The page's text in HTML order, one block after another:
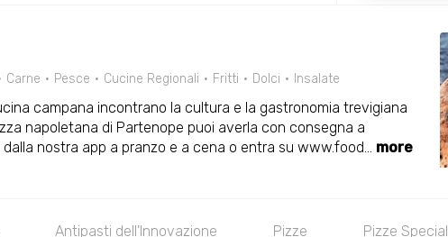
Carne Pesce Cucine Regionali Fritti Dolci Insalate
cucina campana incontrano la cultura e la gastronomia trevigiana
napoletana di Partenope puoi averla con consegna a
dalla nostra app a pranzo e a cena o entra su www.food... more
Antipasti dell'Innovazione Pizze Pizze Special